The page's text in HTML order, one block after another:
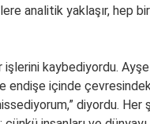
analitik yaklaşır, hep
kaybediyordu.
endişe içinde
diyordu. Her